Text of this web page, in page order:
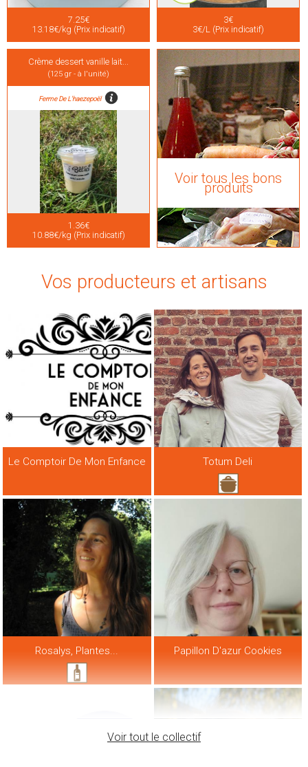
7.25€
13.18€/kg (Prix indicatif)
3€
3€/L (Prix indicatif)
Crème dessert vanille lait...
(125 gr - à l'unité)
Ferme De L'haezepoël
1.36€
10.88€/kg (Prix indicatif)
Voir tous les bons
produits
Vos producteurs et artisans
Le Comptoir De Mon Enfance Totum Deli
Rosalys, Plantes... Papillon D'azur Cookies
Voir tout le collectif